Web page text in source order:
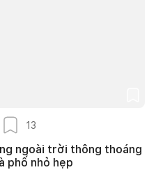
13
ngoài trời thông thoáng
phố nhỏ hẹp